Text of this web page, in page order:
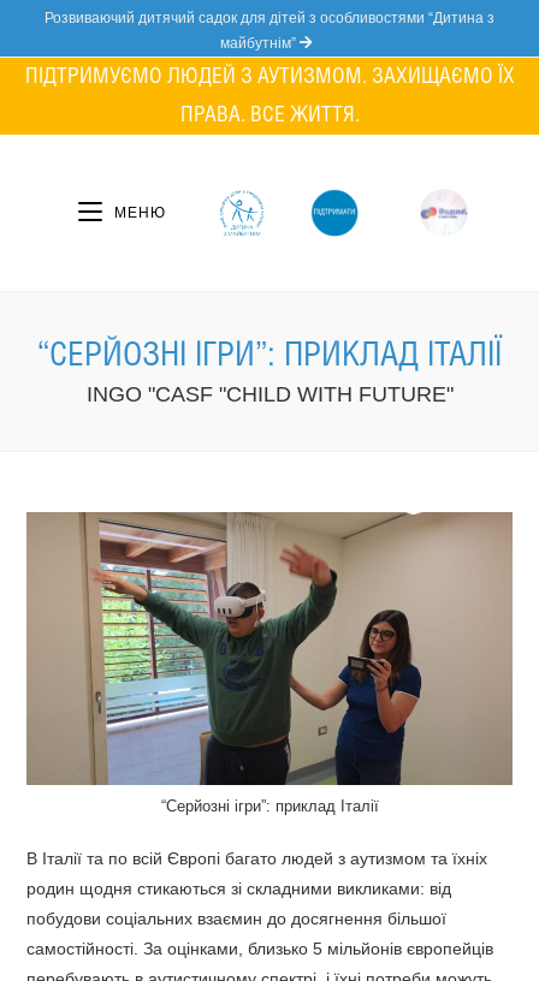
content
Розвиваючий дитячий садок для дітей з особливостями “Дитина з
майбутнім”
ПІДТРИМУЄМО ЛЮДЕЙ З АУТИЗМОМ. ЗАХИЩАЄМО ЇХ
ПРАВА. ВСЕ ЖИТТЯ.
МЕНЮ
“СЕРЙОЗНІ ІГРИ”: ПРИКЛАД ІТАЛІЇ
INGO "CASF "CHILD WITH FUTURE"
“Серйозні ігри”: приклад Італії
В Італії та по всій Європі багато людей з аутизмом та їхніх
родин щодня стикаються зі складними викликами: від
побудови соціальних взаємин до досягнення більшої
самостійності. За оцінками, близько 5 мільйонів європейців